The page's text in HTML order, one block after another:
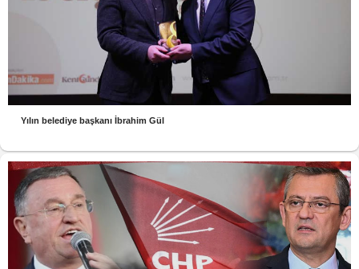
Yılın belediye başkanı İbrahim Gül